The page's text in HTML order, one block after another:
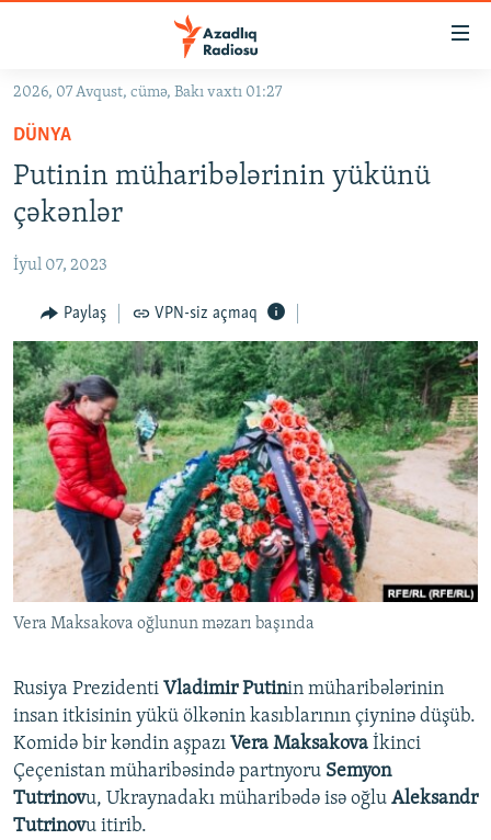
Əsas
qayıt
Əsas
naviqasiyaya
qayıt
Axtarışa
keç
KORRUPSIOMETR
#ƏSLINDƏ
FƏRQƏ BAX
QANUNI DOĞRU
ARAŞDIRMA
MULTIMEDIA
VIDEO
FOTOQALEREYA
İNFOQRAFIKA
KARIKATURA
RADIO ARXIV
OXU ZALI
AZƏRBAYCAN ƏDƏBIYYATI KITABXANASI
İSLAM VƏ DEMOKRATIYA
İZ - MƏDƏNIYYƏT PROQRAMI
HAQQIMIZDA
MISSIYAMIZ
PEŞƏ ETIKASI VƏ JURNALISTIKA STANDARTLARIMIZ
MATERIALLARIMIZDAN ISTIFADƏ
AZADLIQRADIOSU MOBIL TELEFONUNUZDA
XƏBƏR BÜLLETENLƏRIMIZ
BIZI IZLƏ
RFE/RL-in bütün saytları
2026, 07 Avqust, cümə, Bakı vaxtı 01:27
DÜNYA
Putinin müharibələrinin yükünü
çəkənlər
İyul 07, 2023
Paylaş VPN-siz açmaq
Vera Maksakova oğlunun məzarı başında
Rusiya Prezidenti Vladimir Putinin müharibələrinin
insan itkisinin yükü ölkənin kasıblarının çiyninə düşüb.
Komidə bir kəndin aşpazı Vera Maksakova İkinci
Çeçenistan müharibəsində partnyoru Semyon
Tutrinovu, Ukraynadakı müharibədə isə oğlu Aleksandr
Tutrinovu itirib.